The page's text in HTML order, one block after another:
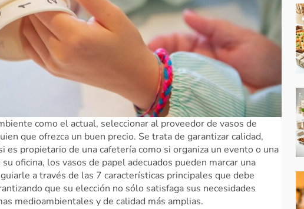
como el actual, seleccionar al proveedor de vasos de
que ofrezca un buen precio. Se trata de garantizar calidad,
es propietario de una cafetería como si organiza un evento o una
oficina, los vasos de papel adecuados pueden marcar una
a través de las 7 características principales que debe
que su elección no sólo satisfaga sus necesidades
medioambientales y de calidad más amplias.